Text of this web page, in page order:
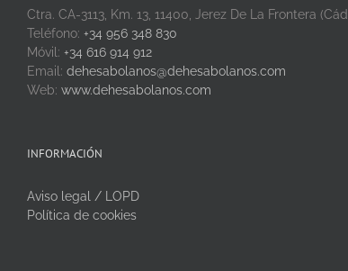
Ctra. CA-3113, Km. 13, 11400, Jerez De La Frontera
Teléfono: +34 956 348 830
Móvil: +34 616 914 912
Email: dehesabolanos@dehesabolanos.com
Web: www.dehesabolanos.com
INFORMACIÓN
Aviso legal / LOPD
Política de cookies